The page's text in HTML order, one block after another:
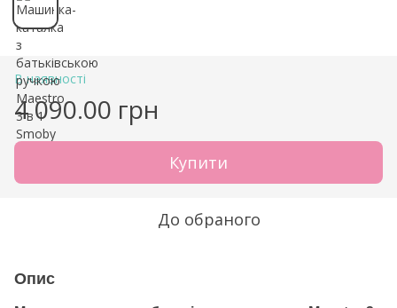
В наявності
4 090.00 грн
Купити
До обраного
Опис